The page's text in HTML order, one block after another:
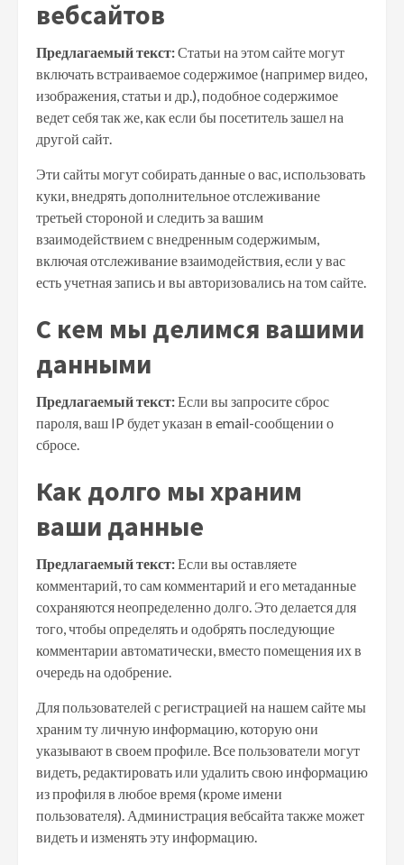
вебсайтов
Предлагаемый текст:Статьи на этом сайте могут
включать встраиваемое содержимое (например видео,
изображения, статьи и др.), подобное содержимое
ведет себя так же, как если бы посетитель зашел на
другой сайт.
Эти сайты могут собирать данные о вас, использовать
куки, внедрять дополнительное отслеживание
третьей стороной и следить за вашим
взаимодействием с внедренным содержимым,
включая отслеживание взаимодействия, если у вас
есть учетная запись и вы авторизовались на том сайте.
С кем мы делимся вашими
данными
Предлагаемый текст:Если вы запросите сброс
пароля, ваш IP будет указан в email-сообщении о
сбросе.
Как долго мы храним
ваши данные
Предлагаемый текст:Если вы оставляете
комментарий, то сам комментарий и его метаданные
сохраняются неопределенно долго. Это делается для
того, чтобы определять и одобрять последующие
комментарии автоматически, вместо помещения их в
очередь на одобрение.
Для пользователей с регистрацией на нашем сайте мы
храним ту личную информацию, которую они
указывают в своем профиле. Все пользователи могут
видеть, редактировать или удалить свою информацию
из профиля в любое время (кроме имени
пользователя). Администрация вебсайта также может
видеть и изменять эту информацию.